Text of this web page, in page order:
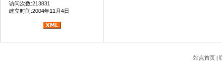
访问次数:213831
建立时间:2004年11月4日
站点首页 |